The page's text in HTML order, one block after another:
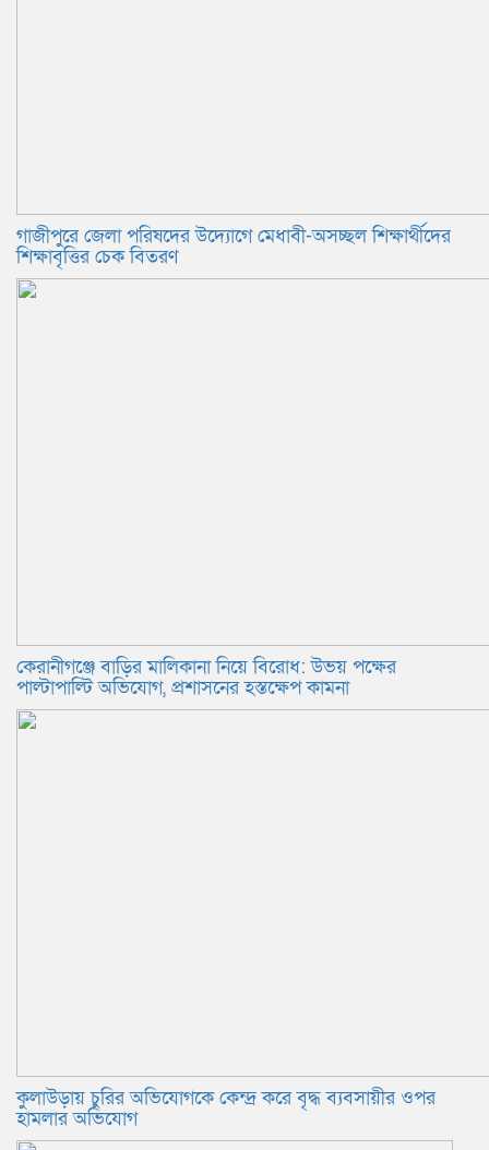
গাজীপুরে জেলা পরিষদের উদ্যোগে মেধাবী-অসচ্ছল শিক্ষার্থীদের
শিক্ষাবৃত্তির চেক বিতরণ
কেরানীগঞ্জে বাড়ির মালিকানা নিয়ে বিরোধ: উভয় পক্ষের
পাল্টাপাল্টি অভিযোগ, প্রশাসনের হস্তক্ষেপ কামনা
কুলাউড়ায় চুরির অভিযোগকে কেন্দ্র করে বৃদ্ধ ব্যবসায়ীর ওপর
হামলার অভিযোগ